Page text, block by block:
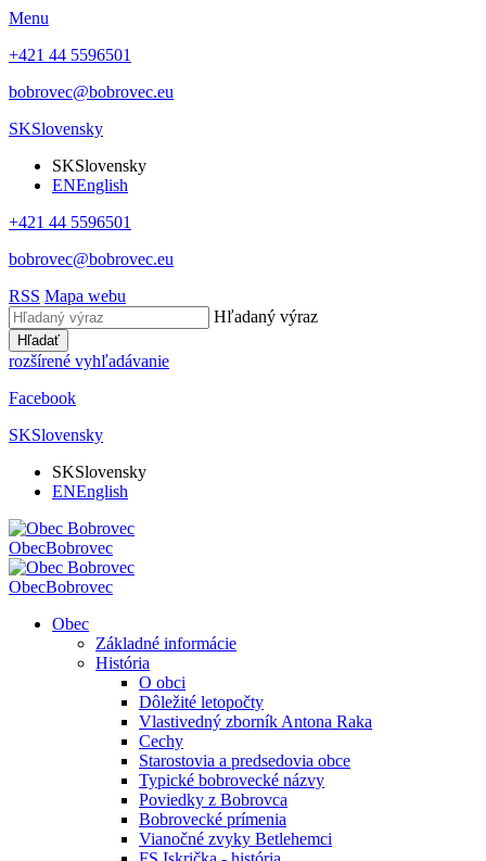
Menu
+421 44 5596501
bobrovec@bobrovec.eu
SKSlovensky
SKSlovensky
ENEnglish
+421 44 5596501
bobrovec@bobrovec.eu
RSS Mapa webu
Hľadaný výraz
Hľadať
rozšírené vyhľadávanie
Facebook
SKSlovensky
SKSlovensky
ENEnglish
ObecBobrovec
ObecBobrovec
Obec
Základné informácie
História
O obci
Dôležité letopočty
Vlastivedný zborník Antona Raka
Cechy
Starostovia a predsedovia obce
Typické bobrovecké názvy
Poviedky z Bobrovca
Bobrovecké prímenia
Vianočné zvyky Betlehemci